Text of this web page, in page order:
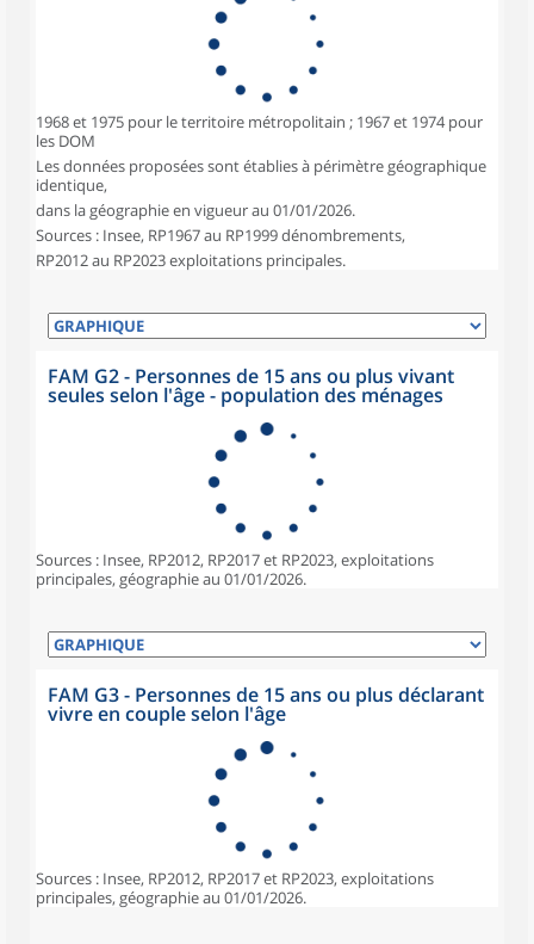
1968 et 1975 pour le territoire métropolitain ; 1967 et 1974 pour
les DOM
Les données proposées sont établies à périmètre géographique
identique,
dans la géographie en vigueur au 01/01/2026.
Sources : Insee, RP1967 au RP1999 dénombrements,
RP2012 au RP2023 exploitations principales.
FAM G2 - Personnes de 15 ans ou plus vivant
seules selon l'âge - population des ménages
Sources : Insee, RP2012, RP2017 et RP2023, exploitations
principales, géographie au 01/01/2026.
FAM G3 - Personnes de 15 ans ou plus déclarant
vivre en couple selon l'âge
Sources : Insee, RP2012, RP2017 et RP2023, exploitations
principales, géographie au 01/01/2026.